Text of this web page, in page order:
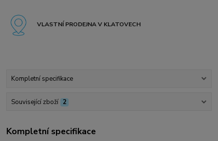
VLASTNÍ PRODEJNA V KLATOVECH
Kompletní specifikace
Související zboží 2
Kompletní specifikace